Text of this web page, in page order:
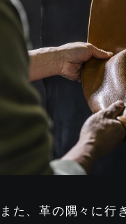
また、革の隅々に行